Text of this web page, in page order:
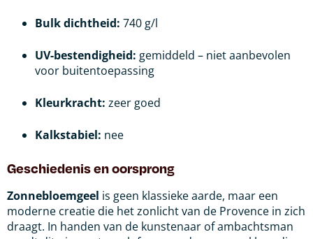
Bulk dichtheid: 740 g/l
UV-bestendigheid: gemiddeld – niet aanbevolen
voor buitentoepassing
Kleurkracht: zeer goed
Kalkstabiel: nee
Geschiedenis en oorsprong
Zonnebloemgeel is geen klassieke aarde, maar een
moderne creatie die het zonlicht van de Provence in zich
draagt. In handen van de kunstenaar of ambachtsman